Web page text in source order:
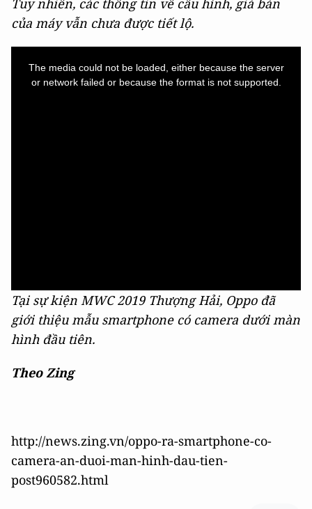
Tuy nhiên, các thông tin về cấu hình, giá bán
của máy vẫn chưa được tiết lộ.
The media could not be loaded, either because the server
or network failed or because the format is not supported.
Tại sự kiện MWC 2019 Thượng Hải, Oppo đã
giới thiệu mẫu smartphone có camera dưới màn
hình đầu tiên.
Theo Zing
http://news.zing.vn/oppo-ra-smartphone-co-
camera-an-duoi-man-hinh-dau-tien-
post960582.html